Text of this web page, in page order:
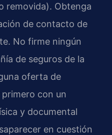
removida). Obtenga
de contacto de
No firme ningún
de seguros de la
oferta de
con un
y documental
en cuestión